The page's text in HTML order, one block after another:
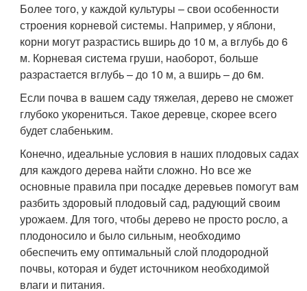
Более того, у каждой культуры – свои особенности
строения корневой системы. Например, у яблони,
корни могут разрастись вширь до 10 м, а вглубь до 6
м. Корневая система груши, наоборот, больше
разрастается вглубь – до 10 м, а вширь – до 6м.
Если почва в вашем саду тяжелая, дерево не сможет
глубоко укорениться. Такое деревце, скорее всего
будет слабеньким.
Конечно, идеальные условия в наших плодовых садах
для каждого дерева найти сложно. Но все же
основные правила при посадке деревьев помогут вам
разбить здоровый плодовый сад, радующий своим
урожаем. Для того, чтобы дерево не просто росло, а
плодоносило и было сильным, необходимо
обеспечить ему оптимальный слой плодородной
почвы, которая и будет источником необходимой
влаги и питания.